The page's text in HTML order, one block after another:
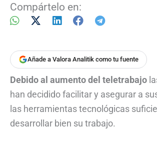
Compártelo en:
Añade a Valora Analitik como tu fuente
Debido al aumento del teletrabajo
han decidido facilitar y asegurar a
las herramientas tecnológicas
desarrollar bien su trabajo.